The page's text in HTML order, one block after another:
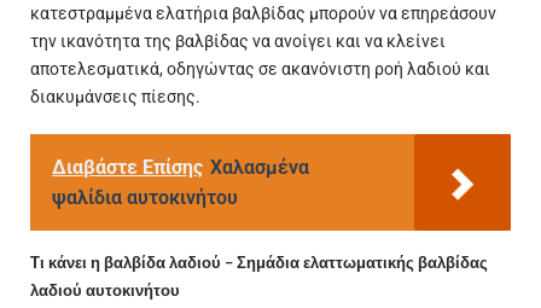
κατεστραμμένα ελατήρια βαλβίδας μπορούν να επηρεάσουν
την ικανότητα της βαλβίδας να ανοίγει και να κλείνει
αποτελεσματικά, οδηγώντας σε ακανόνιστη ροή λαδιού και
διακυμάνσεις πίεσης.
Διαβάστε Επίσης Χαλασμένα
ψαλίδια αυτοκινήτου
Τι κάνει η βαλβίδα λαδιού – Σημάδια ελαττωματικής βαλβίδας
λαδιού αυτοκινήτου